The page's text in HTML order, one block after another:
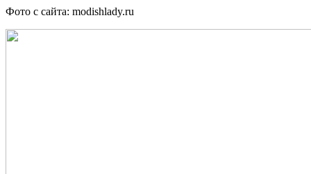
Фото с сайта: modishlady.ru